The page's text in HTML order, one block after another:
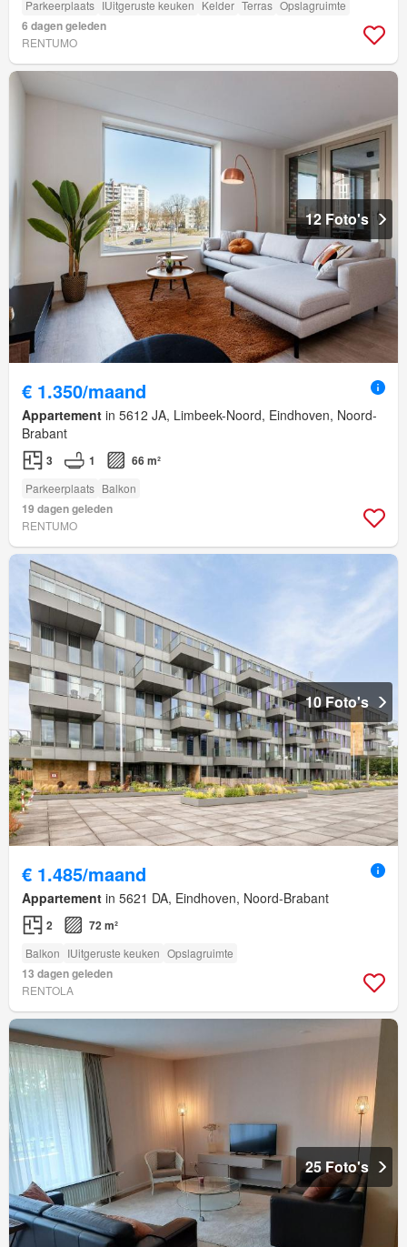
Parkeerplaats IUitgeruste keuken Kelder Terras Opslagruimte
6 dagen geleden
RENTUMO
12 Foto's
€ 1.350/maand
Appartement in 5612 JA, Limbeek-Noord, Eindhoven, Noord-
Brabant
3 1 66 m²
Parkeerplaats Balkon
19 dagen geleden
RENTUMO
10 Foto's
€ 1.485/maand
Appartement in 5621 DA, Eindhoven, Noord-Brabant
2 72 m²
Balkon IUitgeruste keuken Opslagruimte
13 dagen geleden
RENTOLA
25 Foto's